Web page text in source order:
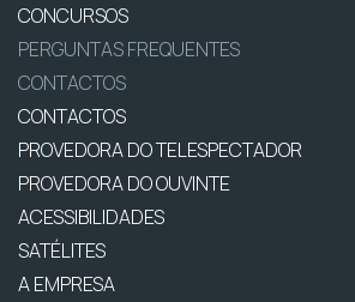
CONCURSOS
PERGUNTAS FREQUENTES
CONTACTOS
CONTACTOS
PROVEDORA DO TELESPECTADOR
PROVEDORA DO OUVINTE
ACESSIBILIDADES
SATÉLITES
A EMPRESA